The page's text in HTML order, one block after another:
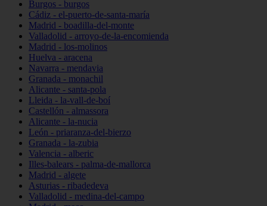
Burgos - burgos
Cádiz - el-puerto-de-santa-maría
Madrid - boadilla-del-monte
Valladolid - arroyo-de-la-encomienda
Madrid - los-molinos
Huelva - aracena
Navarra - mendavia
Granada - monachil
Alicante - santa-pola
Lleida - la-vall-de-boí
Castellón - almassora
Alicante - la-nucia
León - priaranza-del-bierzo
Granada - la-zubia
Valencia - alberic
Illes-balears - palma-de-mallorca
Madrid - algete
Asturias - ribadedeva
Valladolid - medina-del-campo